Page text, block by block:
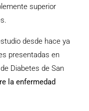
superior
desde hace ya
presentadas en
Diabetes de San
la enfermedad